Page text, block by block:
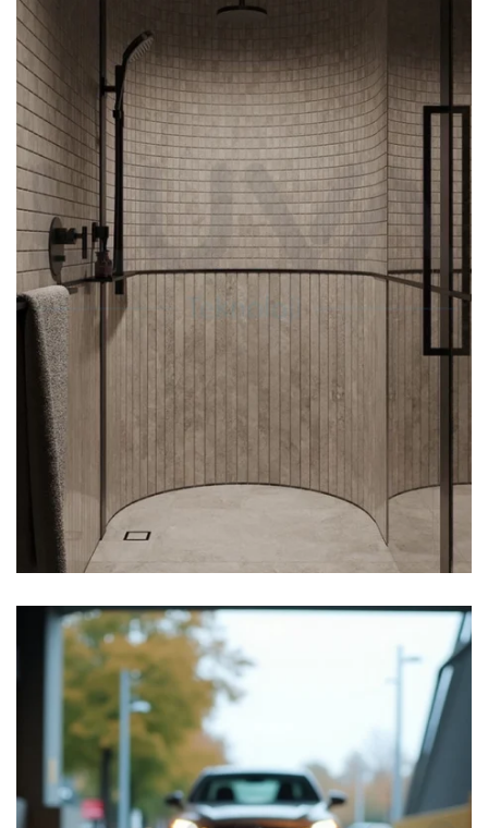
KARE SÜZGEÇ
UYGULAMASI